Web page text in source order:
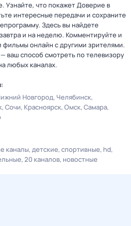
Узнайте, что покажет Доверие в
интересные передачи и сохраните
Здесь вы найдете
и на неделю. Комментируйте и
онлайн с другими зрителями.
ваш способ смотреть по телевизору
любых каналах.
Новгород Челябинск
Сочи Красноярск Омск Самара
каналы детские спортивные hd
20 каналов новостные